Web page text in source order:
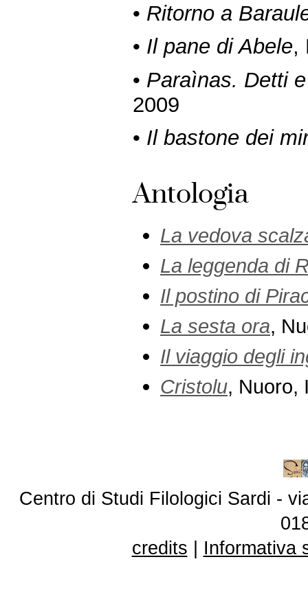
• Ritorno a
• Il pane di Abele,
• Paraìnas. Detti
2009
• Il bastone dei
Antologia
La vedova
La leggenda di
Il postino di
La sesta ora,
Il viaggio degli
Cristolu, Nuoro,
Centro di Studi Filologici Sardi -
credits
Informativa